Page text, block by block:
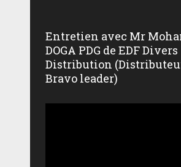
Entretien avec Mr
DOGA PDG de EDF Divers
Distribution
Bravo leader)